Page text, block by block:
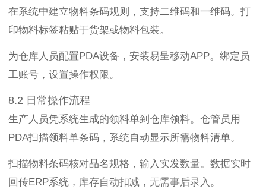
在系统中建立物料条码规则，支持二维码和一维码。打
印物料标签粘贴于货架或物料包装。
为仓库人员配置PDA设备，安装易呈移动APP。绑定员
工账号，设置操作权限。
8.2 日常操作流程
生产人员凭系统生成的领料单到仓库领料。仓管员用
PDA扫描领料单条码，系统自动显示所需物料清单。
扫描物料条码核对品名规格，输入实发数量。数据实时
回传ERP系统，库存自动扣减，无需事后录入。